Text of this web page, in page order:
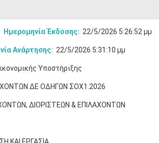
Ημερομηνία Έκδοσης: 22/5/2026 5:26:52 μμ
Ανάρτησης: 22/5/2026 5:31:10 μμ
Υποστήριξης
ΔΕ ΟΔΗΓΩΝ ΣΟΧ1.2026
ΔΙΟΡΙΣΤΕΩΝ & ΕΠΙΛΑΧΟΝΤΩΝ